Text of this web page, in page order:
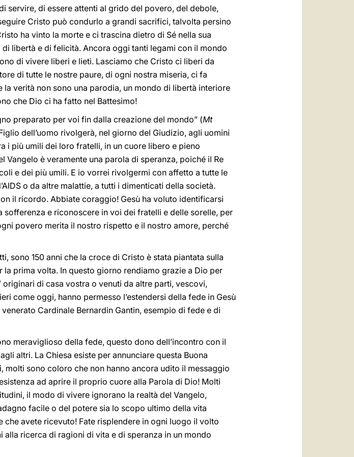
servire, di essere attenti al grido del povero, del debole,
Cristo può condurlo a grandi sacrifici, talvolta persino
ha vinto la morte e ci trascina dietro di Sé nella sua
libertà e di felicità. Ancora oggi tanti legami con il mondo
di vivere liberi e lieti. Lasciamo che Cristo ci liberi da
di tutte le nostre paure, di ogni nostra miseria, ci fa
verità non sono una parodia, un mondo di libertà interiore
che Dio ci ha fatto nel Battesimo!
preparato per voi fin dalla creazione del mondo” (Mt
dell’uomo rivolgerà, nel giorno del Giudizio, agli uomini
i più umili dei loro fratelli, in un cuore libero e pieno
Vangelo è veramente una parola di speranza, poiché il Re
e dei più umili. E io vorrei rivolgermi con affetto a tutte le
o da altre malattie, a tutti i dimenticati della società.
il ricordo. Abbiate coraggio! Gesù ha voluto identificarsi
e riconoscere in voi dei fratelli e delle sorelle, per
povero merita il nostro rispetto e il nostro amore, perché
sono 150 anni che la croce di Cristo è stata piantata sulla
prima volta. In questo giorno rendiamo grazie a Dio per
di casa vostra o venuti da altre parti, vescovi,
come oggi, hanno permesso l’estendersi della fede in Gesù
Cardinale Bernardin Gantin, esempio di fede e di
meraviglioso della fede, questo dono dell’incontro con il
altri. La Chiesa esiste per annunciare questa Buona
molti sono coloro che non hanno ancora udito il messaggio
ad aprire il proprio cuore alla Parola di Dio! Molti
il modo di vivere ignorano la realtà del Vangelo,
facile o del potere sia lo scopo ultimo della vita
avete ricevuto! Fate risplendere in ogni luogo il volto
ricerca di ragioni di vita e di speranza in un mondo